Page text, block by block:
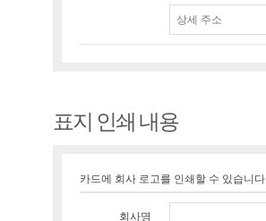
표지 인쇄 내용
카드에 회사 로고를 인쇄할 수 있습니다
회사명